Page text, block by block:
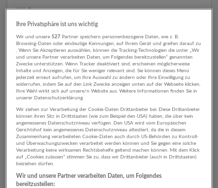
Wo?
Umkreis
1 Sachbearbeitung Finanz-
und Versicherungsleistungen
Unternehmen
Ihre Privatsphäre ist uns wichtig
Wir und unsere527 Partner speichern personenbezogene Daten, wie z. B.
Browsing-Daten oder eindeutige Kennungen, auf Ihrem Gerät und greifen darauf zu
. Wenn Sie Akzeptieren auswählen, können die Tracking-Technologien die unter „Wir
und unsere Partner verarbeiten Daten, um Folgendes bereitzustellen“ genannten
Zwecke unterstützen. Wenn Tracker deaktiviert sind, erscheinen möglicherweise
Inhalte und Anzeigen, die für Sie weniger relevant sind. Sie können dieses Menü
jederzeit erneut aufrufen, um Ihre Auswahl zu ändern oder Ihre Einwilligung zu
widerrufen, indem Sie auf den Link Zwecke anzeigen unten auf der Webseite klicken.
Ihre Wahl wirkt sich auf unsere/n Website aus. Weitere Informationen finden Sie in
unserer Datenschutzerklärung.
Wir ziehen zur Verarbeitung der Cookie-Daten Drittanbieter bei. Diese Drittanbieter
können ihren Sitz in Drittstaaten (wie zum Beispiel den USA) haben, die über kein
angemessenes Datenschutzniveau verfügen. Den USA wird vom Europäischen
Gerichtshof kein angemessenes Datenschutzniveau attestiert, da die in diesem
Zusammenhang verarbeiteten Cookie-Daten auch durch US-Behörden zu Kontroll-
und Überwachungszwecken verarbeitet werden können und Sie gegen eine solche
Verarbeitung keine wirksamen Rechtsbehelfe geltend machen können. Mit dem Klick
auf „Cookies zulassen“ stimmen Sie zu, dass wir Drittanbieter (auch in Drittstaaten)
beiziehen dürfen.
Wir und unsere Partner verarbeiten Daten, um Folgendes
bereitzustellen: